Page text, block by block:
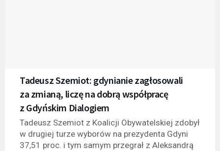
Tadeusz Szemiot: gdynianie zagłosowali
za zmianą, liczę na dobrą współpracę
z Gdyńskim Dialogiem
Tadeusz Szemiot z Koalicji Obywatelskiej zdobył
w drugiej turze wyborów na prezydenta Gdyni
37,51 proc. i tym samym przegrał z Aleksandrą